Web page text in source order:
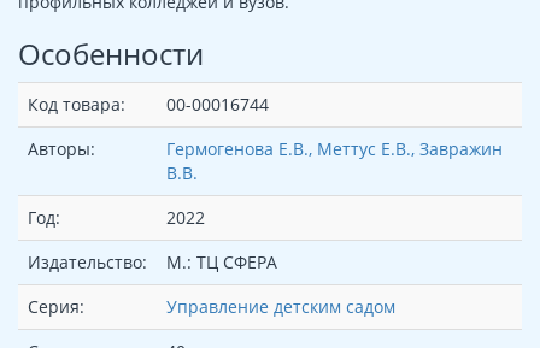
Особенности
Код товара:
00-00016744
Авторы:
Гермогенова Е.В., Меттус Е.В., Завражин
В.В.
Год:
2022
Издательство:
М.: ТЦ СФЕРА
Серия:
Управление детским садом